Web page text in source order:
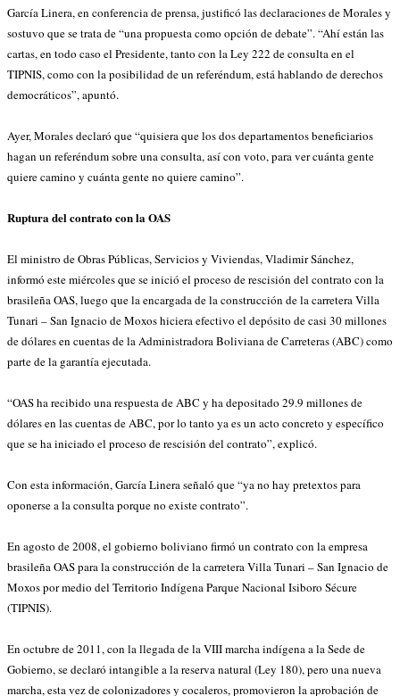
García Linera, en conferencia de prensa, justificó las declaraciones de Morales y
sostuvo que se trata de “una propuesta como opción de debate”. “Ahí están las
cartas, en todo caso el Presidente, tanto con la Ley 222 de consulta en el
TIPNIS, como con la posibilidad de un referéndum, está hablando de derechos
democráticos”, apuntó.
Ayer, Morales declaró que “quisiera que los dos departamentos beneficiarios
hagan un referéndum sobre una consulta, así con voto, para ver cuánta gente
quiere camino y cuánta gente no quiere camino”.
Ruptura del contrato con la OAS
El ministro de Obras Públicas, Servicios y Viviendas, Vladimir Sánchez,
informó este miércoles que se inició el proceso de rescisión del contrato con la
brasileña OAS, luego que la encargada de la construcción de la carretera Villa
Tunari – San Ignacio de Moxos hiciera efectivo el depósito de casi 30 millones
de dólares en cuentas de la Administradora Boliviana de Carreteras (ABC) como
parte de la garantía ejecutada.
“OAS ha recibido una respuesta de ABC y ha depositado 29.9 millones de
dólares en las cuentas de ABC, por lo tanto ya es un acto concreto y específico
que se ha iniciado el proceso de rescisión del contrato”, explicó.
Con esta información, García Linera señaló que “ya no hay pretextos para
oponerse a la consulta porque no existe contrato”.
En agosto de 2008, el gobierno boliviano firmó un contrato con la empresa
brasileña OAS para la construcción de la carretera Villa Tunari – San Ignacio de
Moxos por medio del Territorio Indígena Parque Nacional Isiboro Sécure
(TIPNIS).
En octubre de 2011, con la llegada de la VIII marcha indígena a la Sede de
Gobierno, se declaró intangible a la reserva natural (Ley 180), pero una nueva
marcha, esta vez de colonizadores y cocaleros, promovieron la aprobación de